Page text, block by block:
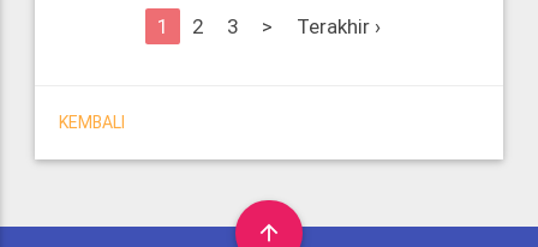
1 2 3 > Terakhir ›
KEMBALI
arrow_upward